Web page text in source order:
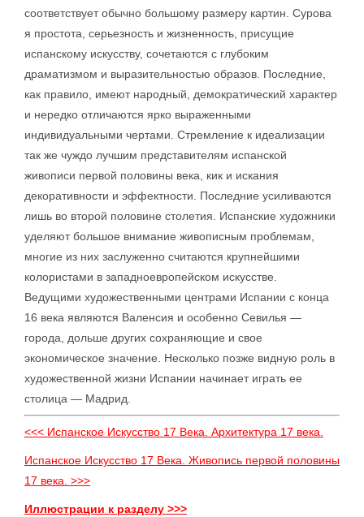
соответствует обычно большому размеру картин. Сурова
я простота, серьезность и жизненность, присущие
испанскому искусству, сочетаются с глубоким
драматизмом и выразительностью образов. Последние,
как правило, имеют народный, демократический характер
и нередко отличаются ярко выраженными
индивидуальными чертами. Стремление к идеализации
так же чуждо лучшим представителям испанской
живописи первой половины века, кик и искания
декоративности и эффектности. Последние усиливаются
лишь во второй половине столетия. Испанские художники
уделяют большое внимание живописным проблемам,
многие из них заслуженно считаются крупнейшими
колористами в западноевропейском искусстве.
Ведущими художественными центрами Испании с конца
16 века являются Валенсия и особенно Севилья —
города, дольше других сохраняющие и свое
экономическое значение. Несколько позже видную роль в
художественной жизни Испании начинает играть ее
столица — Мадрид.
<<< Испанское Искусство 17 Века. Архитектура 17 века.
Испанское Искусство 17 Века. Живопись первой половины
17 века. >>>
Иллюстрации к разделу >>>